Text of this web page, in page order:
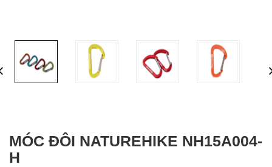
MÓC ĐÔI NATUREHIKE NH15A004-
H